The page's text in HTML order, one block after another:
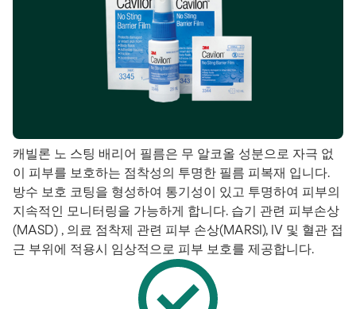
캐빌론 노 스팅 배리어 필름은 무 알코올 성분으로 자극 없
이 피부를 보호하는 점착성의 투명한 필름 피복재 입니다.
방수 보호 코팅을 형성하여 통기성이 있고 투명하여 피부의
지속적인 모니터링을 가능하게 합니다. 습기 관련 피부손상
(MASD) , 의료 점착제 관련 피부 손상(MARSI), IV 및 혈관 접
근 부위에 적용시 임상적으로 피부 보호를 제공합니다.